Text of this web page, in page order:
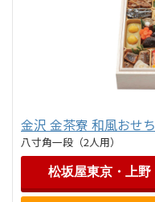
金沢 金茶寮 和風おせち
八寸角一段（2人用）
松坂屋東京・上野